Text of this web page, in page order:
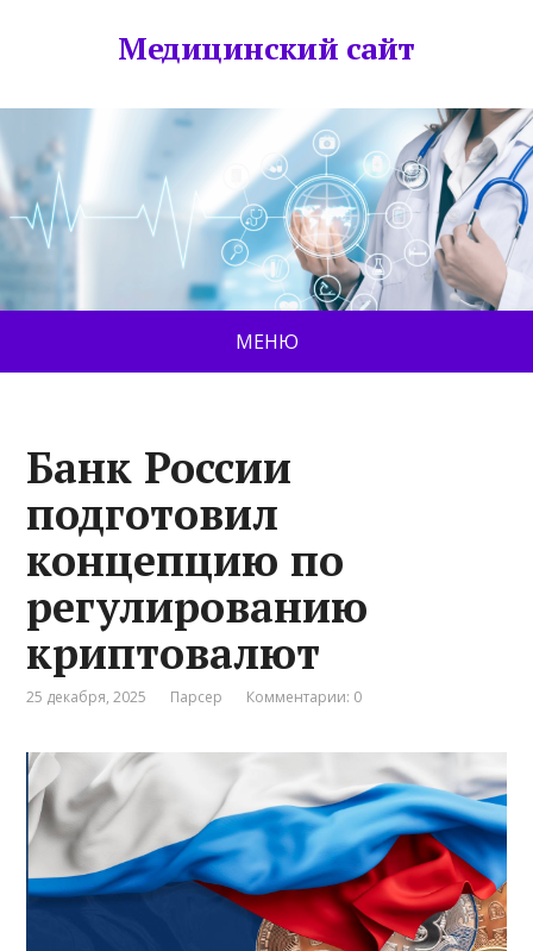
Медицинский сайт
МЕНЮ
Банк России
подготовил
концепцию по
регулированию
криптовалют
25 декабря, 2025 Парсер Комментарии: 0